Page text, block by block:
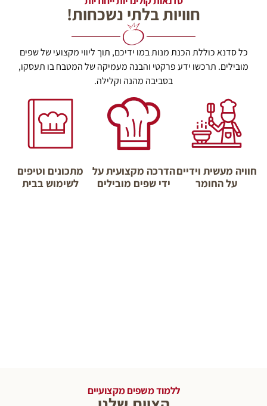
חוויות בלתי נשכחות!
כל סדנא כוללת הכנת מנות במו ידיכם, תוך ליווי מקצועי של שפים
מובילים. תרכשו ידע פרקטי והבנה מעמיקה של המטבח בו תעסקו,
בסביבה מהנה וקלילה.
חוויה מעשית וידיים
על החומר
הדרכה מקצועית על
ידי שפים מובילים
מתכונים וטיפים
לשימוש בבית
ללמוד משפים מקצועיים